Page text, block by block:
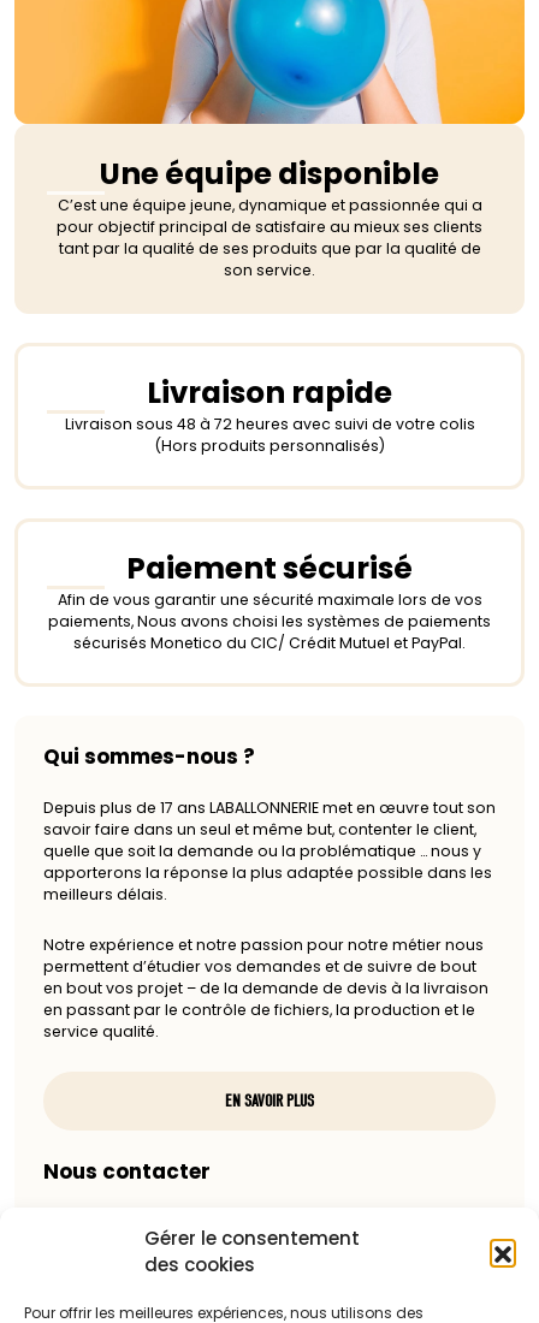
Gérer le consentement
des cookies
Pour offrir les meilleures expériences, nous utilisons des
Une équipe disponible
C’est une équipe jeune, dynamique et passionnée qui a
pour objectif principal de satisfaire au mieux ses clients
tant par la qualité de ses produits que par la qualité de
son service.
Livraison rapide
Livraison sous 48 à 72 heures avec suivi de votre colis
(Hors produits personnalisés)
Paiement sécurisé
Afin de vous garantir une sécurité maximale lors de vos
paiements, Nous avons choisi les systèmes de paiements
sécurisés Monetico du CIC/ Crédit Mutuel et PayPal.
Qui sommes-nous ?
Depuis plus de 17 ans LABALLONNERIE met en œuvre tout son
savoir faire dans un seul et même but, contenter le client,
quelle que soit la demande ou la problématique … nous y
apporterons la réponse la plus adaptée possible dans les
meilleurs délais.
Notre expérience et notre passion pour notre métier nous
permettent d’étudier vos demandes et de suivre de bout
en bout vos projet – de la demande de devis à la livraison
en passant par le contrôle de fichiers, la production et le
service qualité.
EN SAVOIR PLUS
Nous contacter
97, rue du docteur Charcot
85100 Les Sables-d'Olonne